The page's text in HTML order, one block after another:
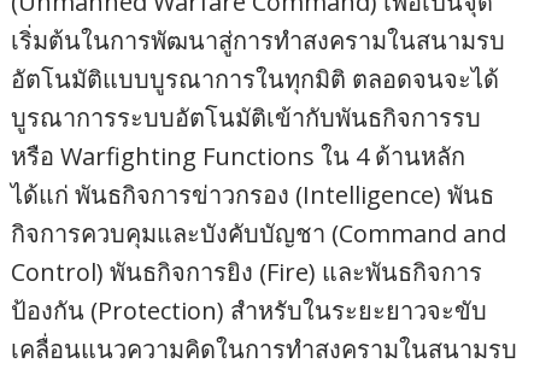
เริ่มต้นในการพัฒนาสู่การทำสงครามในสนามรบ
อัตโนมัติแบบบูรณาการในทุกมิติ ตลอดจนจะได้
บูรณาการระบบอัตโนมัติเข้ากับพันธกิจการรบ
หรือ Warfighting Functions ใน 4 ด้านหลัก
ได้แก่ พันธกิจการข่าวกรอง (Intelligence) พันธ
กิจการควบคุมและบังคับบัญชา (Command and
Control) พันธกิจการยิง (Fire) และพันธกิจการ
ป้องกัน (Protection) สำหรับในระยะยาวจะขับ
เคลื่อนแนวความคิดในการทำสงครามในสนามรบ